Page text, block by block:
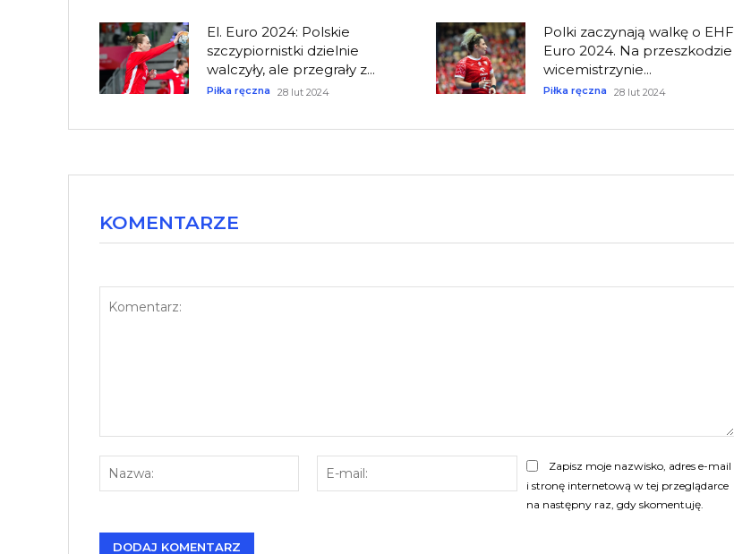
El. Euro 2024: Polskie
szczypiornistki dzielnie
walczyły, ale przegrały z...
Piłka ręczna 28 lut 2024
Polki zaczynają walkę o EHF
Euro 2024. Na przeszkodzie
wicemistrzynie...
Piłka ręczna 28 lut 2024
KOMENTARZE
E-
mail:
Zapisz moje nazwisko, adres e-mail
i stronę internetową w tej przeglądarce
na następny raz, gdy skomentuję.